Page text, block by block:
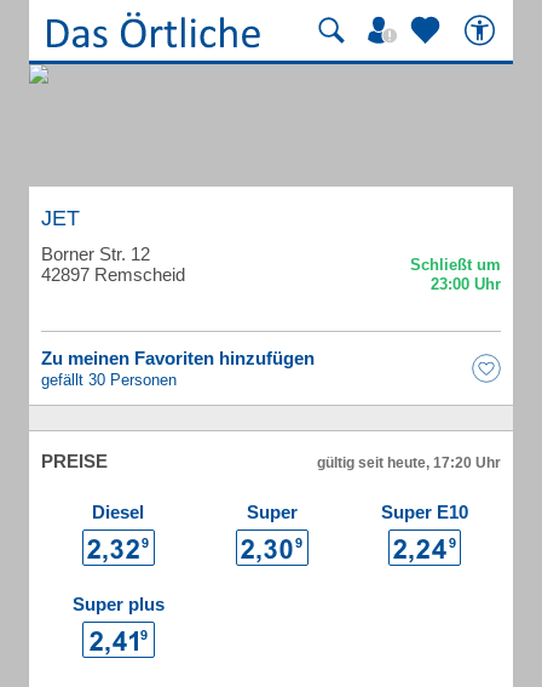
JET
Borner Str. 12
42897 Remscheid
Zu meinen Favoriten hinzufügen
gefällt 30 Personen
PREISE gültig seit heute, 17:20 Uhr
Diesel Super Super E10
Super plus